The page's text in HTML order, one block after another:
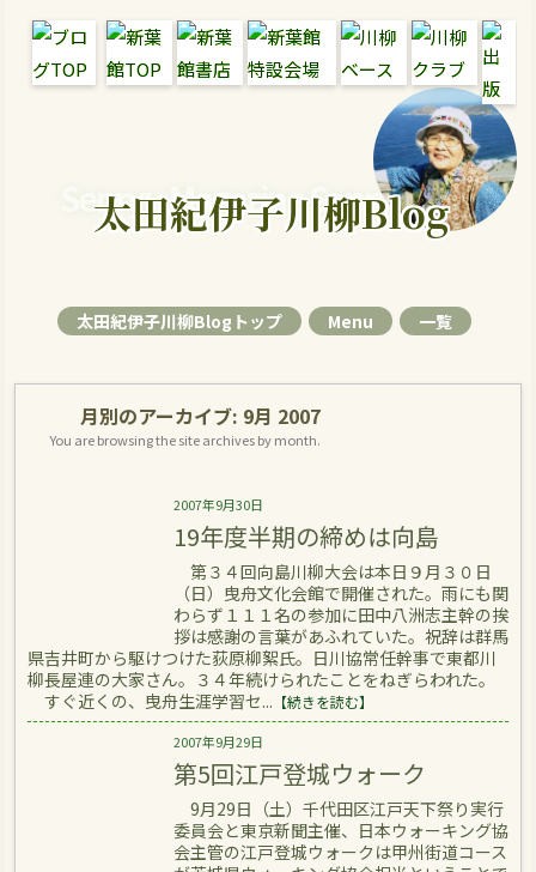
Senryu Magazine Senryu Blog
太田紀伊子川柳Blog
太田紀伊子川柳Blogトップ Menu 一覧
月別のアーカイブ: 9月 2007
You are browsing the site archives by month.
2007年9月30日
19年度半期の締めは向島
第３４回向島川柳大会は本日９月３０日
（日）曳舟文化会館で開催された。雨にも関
わらず１１１名の参加に田中八洲志主幹の挨
拶は感謝の言葉があふれていた。祝辞は群馬
県吉井町から駆けつけた荻原柳絮氏。日川協常任幹事で東都川
柳長屋連の大家さん。３４年続けられたことをねぎらわれた。
すぐ近くの、曳舟生涯学習セ... 【続きを読む】
2007年9月29日
第5回江戸登城ウォーク
9月29日（土）千代田区江戸天下祭り実行
委員会と東京新聞主催、日本ウォーキング協
会主管の江戸登城ウォークは甲州街道コース